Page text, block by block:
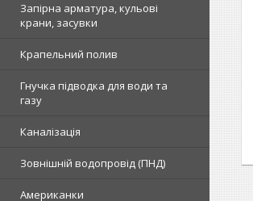
Запірна арматура, кульові
крани, засувки
Крапельний полив
Гнучка підводка для води та
газу
Каналізація
Зовнішній водопровід (ПНД)
Американки